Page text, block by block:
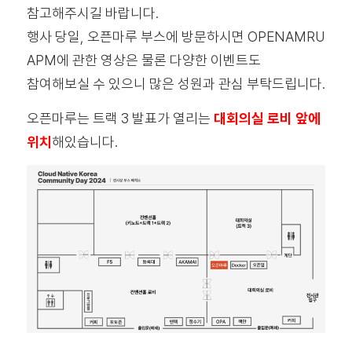
참고해주시길 바랍니다.
행사 당일, 오픈마루 부스에 방문하시면 OPENAMRU
APM에 관한 영상은 물론 다양한 이벤트도
참여해보실 수 있으니 많은 성원과 관심 부탁드립니다.
오픈마루는 트랙 3 발표가 열리는 대회의실 로비 앞에
위치 해있습니다.